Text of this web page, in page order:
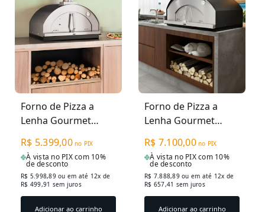
Forno de Pizza a
Lenha Gourmet
Médio Craquelado
Preto
R$ 5.399,00 no PIX
À vista no PIX com 10%
de desconto
R$ 5.998,89ou em até 12x de
R$ 499,91 sem juros
Adicionar ao carrinho
Forno de Pizza a
Lenha Gourmet
Grande Craquelado
Preto
R$ 7.100,00 no PIX
À vista no PIX com 10%
de desconto
R$ 7.888,89ou em até 12x de
R$ 657,41 sem juros
Adicionar ao carrinho